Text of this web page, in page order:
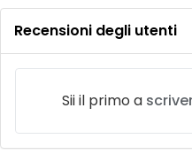
Recensioni degli utenti
Sii il primo a